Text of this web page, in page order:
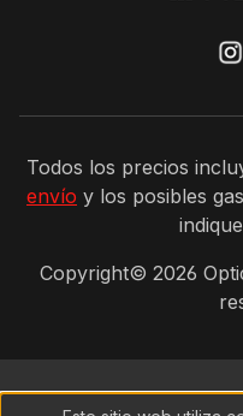
Todos los precios
envío y los posibles
Copyright© 2026